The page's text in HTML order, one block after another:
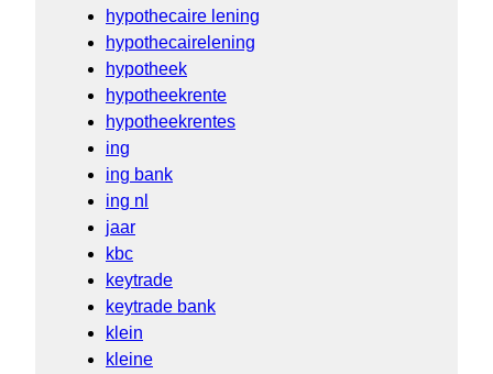
hypothecaire lening
hypothecairelening
hypotheek
hypotheekrente
hypotheekrentes
ing
ing bank
ing nl
jaar
kbc
keytrade
keytrade bank
klein
kleine